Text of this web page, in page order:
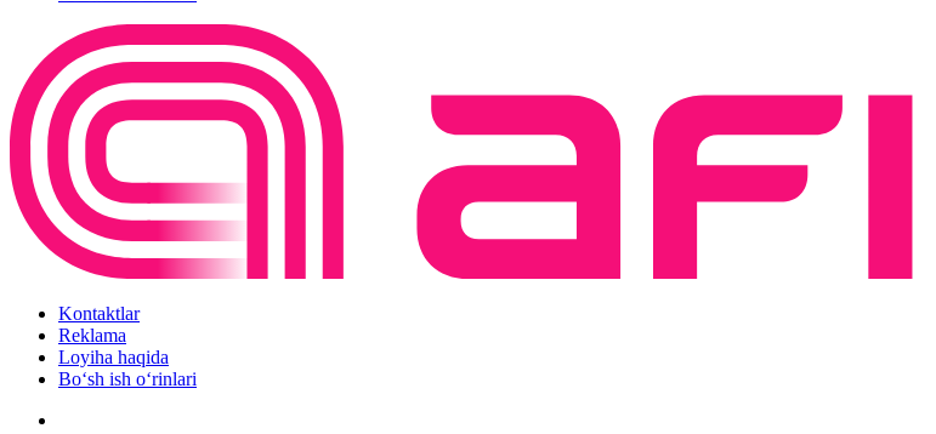
Kontaktlar
Reklama
Loyiha haqida
Bo‘sh ish o‘rinlari